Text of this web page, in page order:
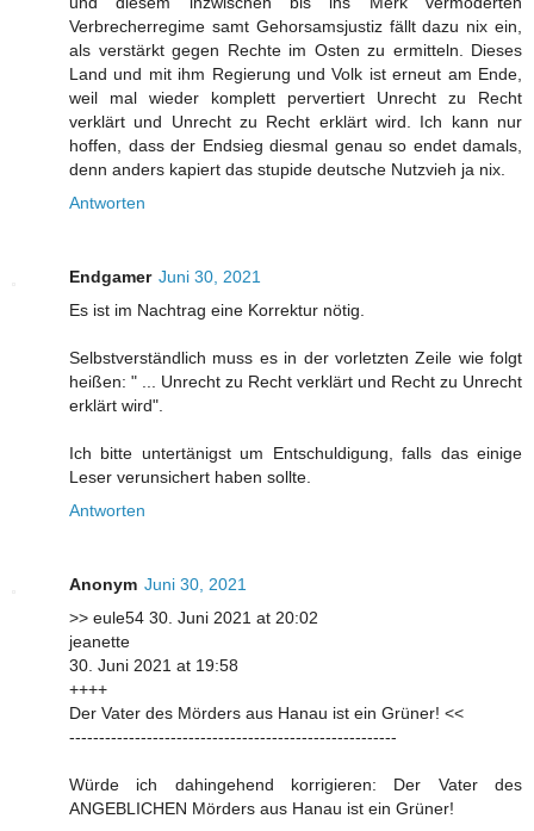
Verbrecherregime samt Gehorsamsjustiz fällt dazu nix ein,
als verstärkt gegen Rechte im Osten zu ermitteln. Dieses
Land und mit ihm Regierung und Volk ist erneut am Ende,
weil mal wieder komplett pervertiert Unrecht zu Recht
verklärt und Unrecht zu Recht erklärt wird. Ich kann nur
hoffen, dass der Endsieg diesmal genau so endet damals,
denn anders kapiert das stupide deutsche Nutzvieh ja nix.
Antworten
Endgamer Juni 30, 2021
Es ist im Nachtrag eine Korrektur nötig.
Selbstverständlich muss es in der vorletzten Zeile wie folgt
heißen: " ... Unrecht zu Recht verklärt und Recht zu Unrecht
erklärt wird".
Ich bitte untertänigst um Entschuldigung, falls das einige
Leser verunsichert haben sollte.
Antworten
Anonym Juni 30, 2021
>> eule54 30. Juni 2021 at 20:02
jeanette
30. Juni 2021 at 19:58
++++
Der Vater des Mörders aus Hanau ist ein Grüner! <<
-------------------------------------------------------
Würde ich dahingehend korrigieren: Der Vater des
ANGEBLICHEN Mörders aus Hanau ist ein Grüner!